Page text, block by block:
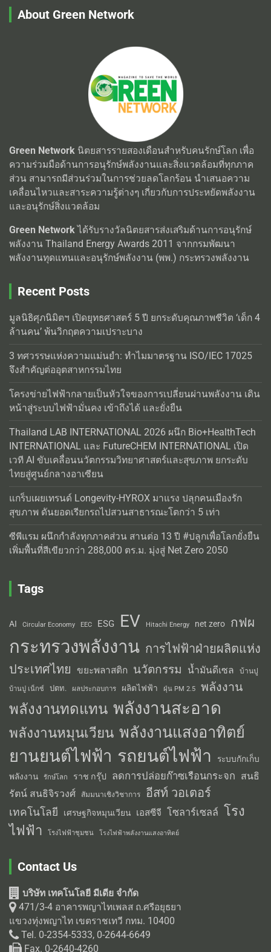
About Green Network
Green Network นิตยสารรายสองเดือนสำหรับคนรักษ์โลก เพื่อ
ความร่วมมือด้านการอนุรักษ์พลังงานและสิ่งแวดล้อมที่ทุกภาค
ส่วน สามารถมีส่วนร่วมในการช่วยลดโลกร้อน นำเสนอความ
เคลื่อนไหวและสาระความรู้ต่างๆ เกี่ยวกับการประหยัดพลังงาน
และอนุรักษ์สิ่งแวดล้อม
Green Networkได้รับรางวัลนิตยสารส่งเสริมด้านการอนุรักษ์
พลังงาน Thailand Energy Awards 2011 จากกรมพัฒนา
พลังงานทุดแทนและอนุรักษ์พลังงาน (พพ.) กระทรวงพลังงาน
Recent Posts
มูลนิธิศุภนิมิตฯ เปิดยุทธศาสตร์ 5 ปี ยกระดับคุณภาพชีวิต ‘เด็ก 4
ล้านคน’ พ้นวิกฤตความเปราะบาง
3 ทศวรรษแห่งความแม่นยำ: ทำไมมาตรฐาน ISO/IEC 17025
จึงสำคัญต่ออุตสาหกรรมไทย
โครงข่ายไฟฟ้ากลายเป็นหัวใจของการเปลี่ยนผ่านพลังงาน เดิน
หน้าสู่ระบบไฟฟ้ามั่นคง เข้าถึงได้ และยั่งยืน
Thailand LAB INTERNATIONAL 2026 ผนึก Bio+HealthTech
INTERNATIONAL และ FutureCHEM INTERNATIONAL เปิด
เวที AI ขับเคลื่อนนวัตกรรมวิทยาศาสตร์และสุขภาพ ยกระดับ
ไทยสู่ศูนย์กลางอาเซียน
แกร็บเผยเทรนด์ Longevity-HYROX มาแรง ปลุกคนเมืองรัก
สุขภาพ ดันยอดเรียกรถไปสวนสาธารณะโตกว่า 5 เท่า
ซีพีแรม ผนึกกำลังทุกภาคส่วน สานต่อ 13 ปี #ปลูกเพื่อโลกยั่งยืน
เพิ่มพื้นที่สีเขียวกว่า 288,000 ตร.ม. มุ่งสู่ Net Zero 2050
Tags
AI Circular Economy EEC ESG EV Hitachi Energy net zero กฟผ
กระทรวงพลังงาน การไฟฟ้าฝ่ายผลิตแห่ง
ประเทศไทย
ขยะพลาสติก นวัตกรรม น้ำมันดีเซล บ้านปู
บ้านปู เน็กซ์ ปตท. ผลประกอบการ ผลิตไฟฟ้า ฝุ่น PM 2.5 พลังงาน
พลังงานทดแทน พลังงานสะอาด
พลังงานหมุนเวียน พลังงานแสงอาทิตย์
ยานยนต์ไฟฟ้า รถยนต์ไฟฟ้า
ระบบกักเก็บ
พลังงาน
รักษ์โลก ราช กรุ๊ป ลดการปล่อยก๊าซเรือนกระจก สนธิ
รัตน์ สนธิจิรวงศ์
สัมมนาเชิงวิชาการ อีสท์ วอเตอร์
เทคโนโลยี เศรษฐกิจหมุนเวียน เอสซีจี โซลาร์เซลล์ โรง
ไฟฟ้า
โรงไฟฟ้าชุมชน โรงไฟฟ้าพลังงานแสงอาทิตย์
Contact Us
บริษัท เทคโนโลยี มีเดีย จำกัด
471/3-4 อาคารพญาไทเพลส ถ.ศรีอยุธยา
แขวงทุ่งพญาไท เขตราชเทวี กทม. 10400
Tel. 0-2354-5333, 0-2644-6649
Fax. 0-2640-4260